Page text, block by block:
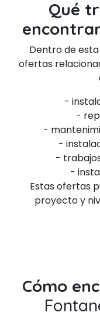
Qué
Dentro de
ofertas
-
-
-
-
-
-
Estas ofertas
proyecto y
Cómo